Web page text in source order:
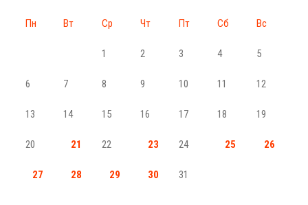
Пн Вт Ср Чт Пт Сб Вс
1 2 3 4 5
6 7 8 9 10 11 12
13 14 15 16 17 18 19
20 21 22 23 24 25 26
27 28 29 30 31